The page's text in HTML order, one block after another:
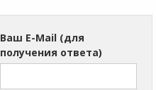
Ваш E-Mail (для
получения ответа)